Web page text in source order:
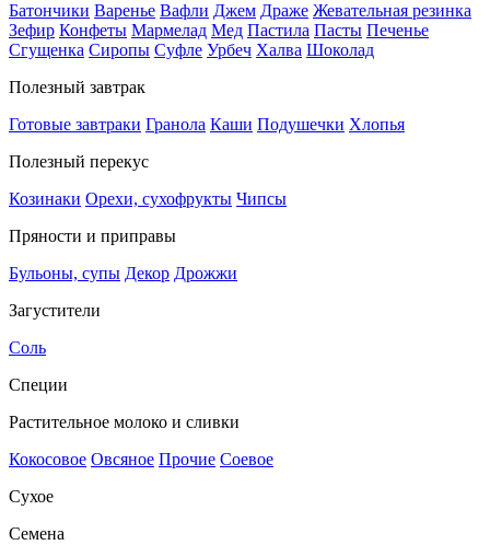
Батончики Варенье Вафли Джем Драже Жевательная резинка
Зефир Конфеты Мармелад Мед Пастила Пасты Печенье
Сгущенка Сиропы Суфле Урбеч Халва Шоколад
Полезный завтрак
Готовые завтраки Гранола Каши Подушечки Хлопья
Полезный перекус
Козинаки Орехи, сухофрукты Чипсы
Пряности и приправы
Бульоны, супы Декор Дрожжи
Загустители
Соль
Специи
Растительное молоко и сливки
Кокосовое Овсяное Прочие Соевое
Сухое
Семена